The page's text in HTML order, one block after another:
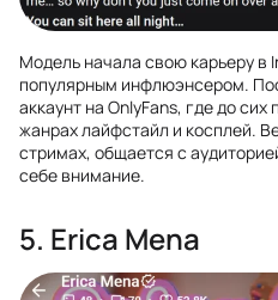
Модель начала свою карьеру в
популярным инфлюэнсером.
аккаунт на OnlyFans, где до
жанрах лайфстайл и косплей.
стримах, общается с
себе внимание.
5. Erica Mena